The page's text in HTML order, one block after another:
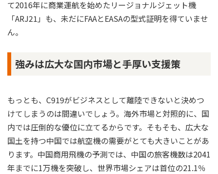
て2016年に商業運航を始めたリージョナルジェット機
「ARJ21」も、未だにFAAとEASAの型式証明を得ていませ
ん。
強みは広大な国内市場と手厚い支援策
もっとも、C919がビジネスとして離陸できないと決めつ
けてしまうのは間違いでしょう。海外市場と対照的に、国
内では圧倒的な優位に立てるからです。そもそも、広大な
国土を持つ中国では航空機の需要がとても大きいことがあ
ります。中国商用飛機の予測では、中国の旅客機数は2041
年までに1万機を突破し、世界市場シェアは首位の21.1％